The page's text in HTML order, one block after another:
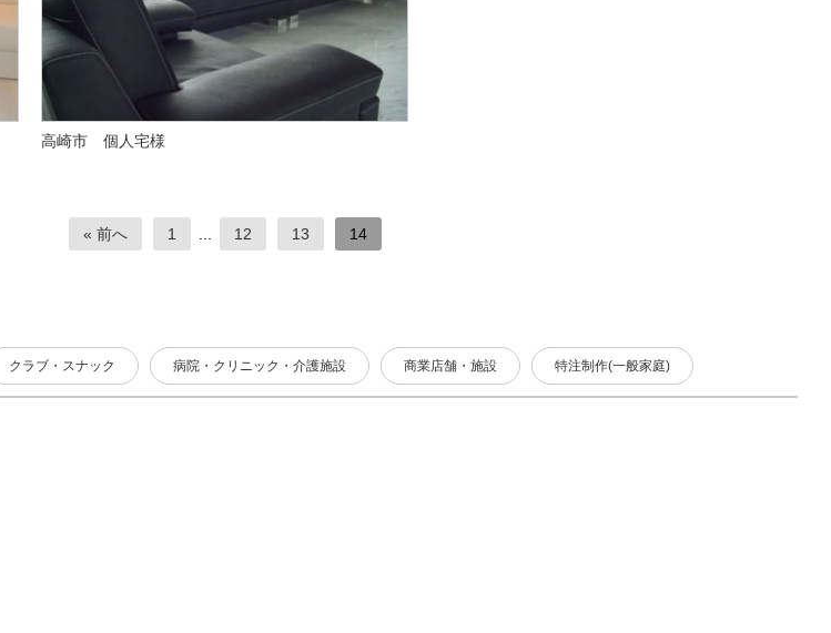
高崎市 個人宅様
« 前へ 1 12 13 14
クラブ・スナック 病院・クリニック・介護施設 商業店舗・施設 特注制作(一般家庭)